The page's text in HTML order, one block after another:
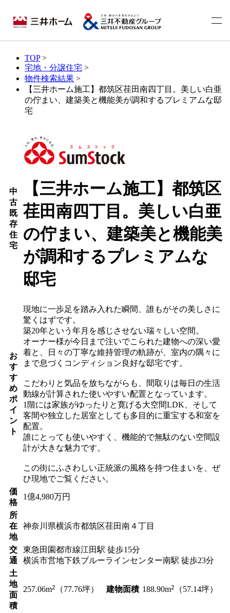
TOP>
宅地・分譲住宅 >
物件検索結果 >
【三井ホーム施工】都筑区荏田南四丁目。美しい白亜
の佇まい、建築美と機能美が調和するプレミアムな邸
宅
中
古
既
存
住
宅
【三井ホーム施工】都筑区
荏田南四丁目。美しい白亜
の佇まい、建築美と機能美
が調和するプレミアムな
邸宅
お
す
す
め
ポ
イ
ン
ト
現地に一歩足を踏み入れた瞬間、誰もがその美しさに
驚くはずです。
築20年という年月を感じさせない瑞々しい空間。
オーナー様が今日まで注いでこられた建物への深い愛
着と、日々の丁寧な維持管理の軌跡が、室内の隅々に
まで息づくコンディション良好な邸宅です。
こだわりと気品を放ちながらも、間取りは毎日の生活
動線が計算された使いやすい配置となっています。
1階には家族がゆったりと寛げる大空間LDK、そして
客間や独立した居室としても多目的に重宝する和室を
配置。
誰にとっても使いやすく、機能的で無駄のない空間設
計が大きな魅力です。
この街にふさわしい正統派の風格を持つ住まいを、ぜ
ひ現地でご覧ください。
価
格
1億4,980万円
所
在
地
神奈川県横浜市都筑区荏田南４丁目
交
通
東急田園都市線江田駅 徒歩15分
横浜市営地下鉄ブルーラインセンター南駅 徒歩23分
土
地
面
積
257.06m2 （77.76坪） 建物面積 188.90m2 （57.14坪）